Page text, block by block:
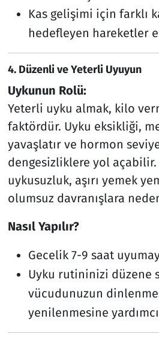
Kas gelişimi için farklı
hedefleyen hareketler
4. Düzenli ve Yeterli Uyuyun
Uykunun Rolü:
Yeterli uyku almak, kilo
faktördür. Uyku eksikliği,
yavaşlatır ve hormon
dengesizliklere yol açabilir.
uykusuzluk, aşırı yemek
olumsuz davranışlara
Nasıl Yapılır?
Gecelik 7-9 saat
Uyku rutininizi düzene
vücudunuzun
yenilenmesine